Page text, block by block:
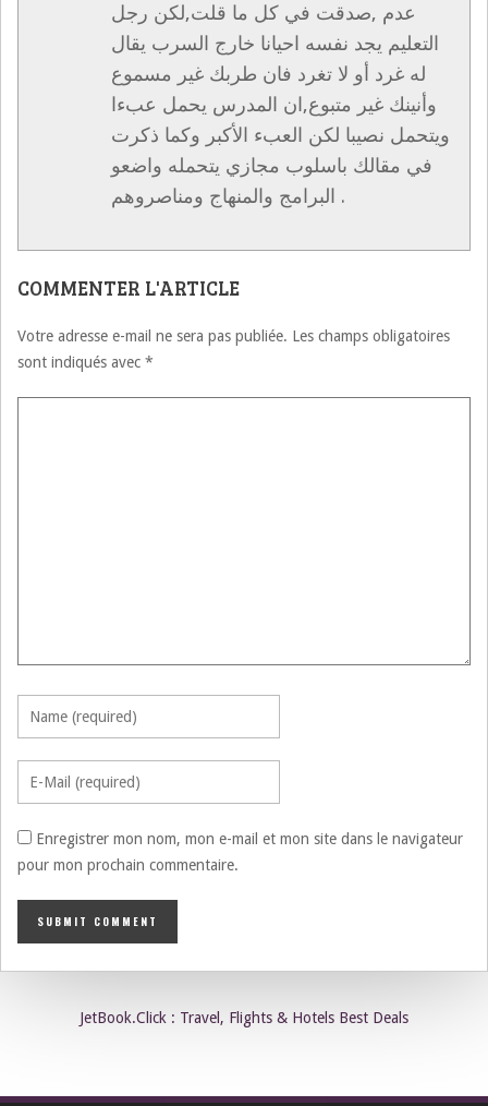
عدم ,صدقت في كل ما قلت,لكن رجل
التعليم يجد نفسه احيانا خارج السرب يقال
له غرد أو لا تغرد فان طربك غير مسموع
وأنينك غير متبوع,ان المدرس يحمل عبءا
ويتحمل نصيبا لكن العبء الأكبر وكما ذكرت
في مقالك باسلوب مجازي يتحمله واضعو
البرامج والمنهاج ومناصروهم .
COMMENTER L'ARTICLE
Votre adresse e-mail ne sera pas publiée. Les champs obligatoires
sont indiqués avec *
Enregistrer mon nom, mon e-mail et mon site dans le navigateur
pour mon prochain commentaire.
JetBook.Click : Travel, Flights & Hotels Best Deals